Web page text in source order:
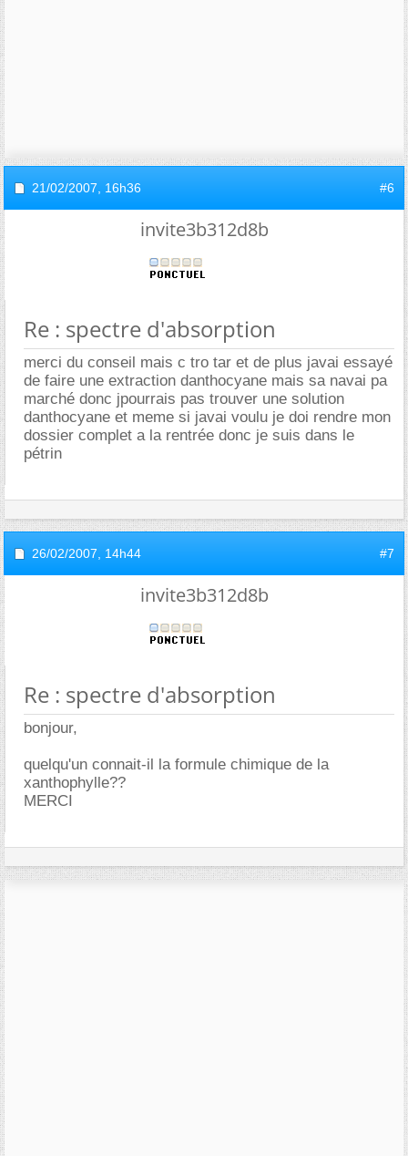
21/02/2007, 16h36 #6
invite3b312d8b
Re : spectre d'absorption
merci du conseil mais c tro tar et de plus javai essayé
de faire une extraction danthocyane mais sa navai pa
marché donc jpourrais pas trouver une solution
danthocyane et meme si javai voulu je doi rendre mon
dossier complet a la rentrée donc je suis dans le
pétrin
26/02/2007, 14h44 #7
invite3b312d8b
Re : spectre d'absorption
bonjour,
quelqu'un connait-il la formule chimique de la
xanthophylle??
MERCI